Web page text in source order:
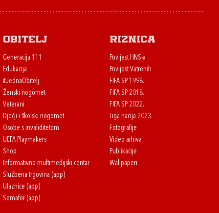
Obitelj
Generacija 111
Edukacija
#JednaObitelj
Ženski nogomet
Veterani
Dječji i školski nogomet
Osobe s invaliditetom
UEFA Playmakers
Shop
Informativno-multimedijski centar
Službena trgovina (app)
Ulaznice (app)
Semafor (app)
Riznica
Povijest HNS-a
Povijest Vatrenih
FIFA SP 1998.
FIFA SP 2018.
FIFA SP 2022.
Liga nacija 2023.
Fotografije
Video arhiva
Publikacije
Wallpaperi